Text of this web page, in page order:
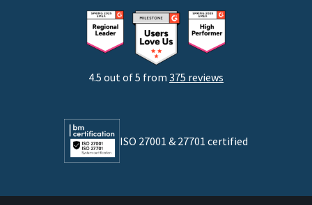
Nuevas empresas
Por tamaño de empresa
Empresas medianas
4.5 out of 5 from 375 reviews
ISO 27001 & 27701 certified